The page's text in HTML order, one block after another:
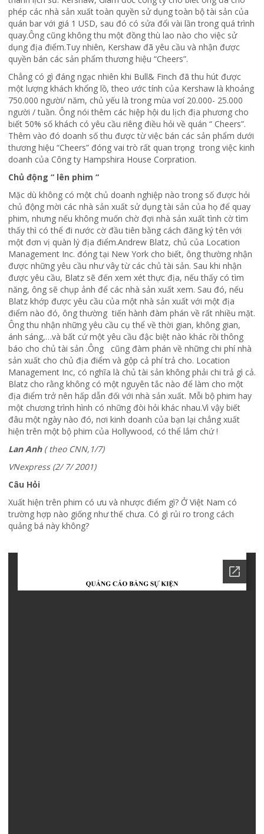
phép các nhà sản xuất toàn quyền sử dụng toàn bộ tài sản của
quán bar với giá 1 USD, sau đó có sửa đổi vài lần trong quá trình
quay.Ông cũng không thu một đồng thù lao nào cho việc sử
dụng địa điểm.Tuy nhiên, Kershaw đã yêu cầu và nhận được
quyền bán các sản phẩm thương hiệu “Cheers”.
Chẳng có gì đáng ngạc nhiên khi Bull& Finch đã thu hút được
một lượng khách khổng lồ, theo ước tính của Kershaw là khoảng
750.000 người/ năm, chủ yếu là trong mùa vơí 20.000- 25.000
người / tuần. Ông nói thêm các hiệp hội du lịch địa phương cho
biết 50% số khách có yêu cầu riêng điều hỏi về quán “ Cheers”.
Thêm vào đó doanh số thu được từ việc bán các sản phẩm dưới
thương hiệu “Cheers” đóng vai trò rất quan trọng trong việc kinh
doanh của Công ty Hampshira House Corpration.
Chủ động “ lên phim “
Mặc dù không có một chủ doanh nghiệp nào trong số được hỏi
chủ động mời các nhà sản xuất sử dụng tài sản của họ để quay
phim, nhưng nếu không muốn chờ đợi nhà sản xuất tình cờ tìm
thấy thì có thể đi nước cờ đầu tiên bằng cách đăng ký tên với
một đơn vị quàn lý địa điểm.Andrew Blatz, chủ của Location
Management Inc. đóng tại New York cho biết, ông thường nhận
được những yêu cầu như vâỵ từ các chủ tài sản. Sau khi nhận
được yêu cầu, Blatz sẽ đến xem xét thực địa, nếu thấy có tìm
năng, ông sẽ chụp ảnh để các nhà sản xuất xem. Sau đó, nếu
Blatz khớp được yêu cầu của một nhà sản xuất với một địa
điểm nào đó, ông thường tiến hành đàm phán về rất nhiều mặt.
Ông thu nhận những yêu cầu cụ thể về thời gian, không gian,
ánh sáng,…và bất cứ một yêu cầu đậc biệt nào khác rồi thông
báo cho chủ tài sản .Ông cũng đàm phán về những chi phí nhà
sản xuất cho chủ địa điểm và gộp cả phí trả cho. Location
Management Inc, có nghĩa là chủ tài sản không phải chi trả gì cả.
Blatz cho rằng không có một nguyên tắc nào để làm cho một
địa điểm trở nên hấp dẫn đối với nhà sản xuất. Mỗi bộ phim hay
một chương trình hình có những đòi hỏi khác nhau.Vì vậy biết
đâu một ngày nào đó, nơi kinh doanh của bạn lại chẳng xuất
hiện trên một bộ phim của Hollywood, có thể lắm chứ !
Lan Anh( theo CNN,1/7)
VNexpress (2/ 7/ 2001)
Câu Hỏi
Xuất hiện trên phim có ưu và nhược điểm gì? Ở Việt Nam có
trường hợp nào giống như thế chưa. Có gì rủi ro trong cách
quảng bá này không?